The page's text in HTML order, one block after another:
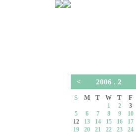
< 2006 . 2
S M T W T F
1 2 3
5
6 7 8 9 10
12
13 14 15 16 17
19
20 21 22 23 24